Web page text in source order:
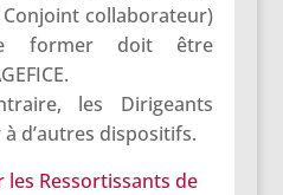
Conjoint collaborateur)
former doit être
les Dirigeants
d’autres dispositifs.
les Ressortissants de